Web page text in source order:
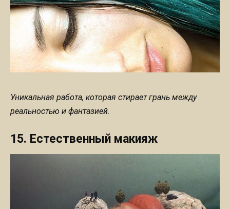
Уникальная работа, которая стирает грань между
реальностью и фантазией.
15. Естественный макияж